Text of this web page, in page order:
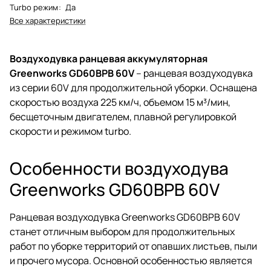
Turbo режим: Да
Все характеристики
Воздуходувка ранцевая аккумуляторная
Greenworks GD60BPB 60V– ранцевая воздуходувка
из серии 60V для продолжительной уборки. Оснащена
скоростью воздуха 225 км/ч, объемом 15 м³/мин,
бесщеточным двигателем, плавной регулировкой
скорости и режимом turbo.
Особенности воздуходува
Greenworks GD60BPB 60V
Ранцевая воздуходувка Greenworks GD60BPB 60V
станет отличным выбором для продолжительных
работ по уборке территорий от опавших листьев, пыли
и прочего мусора. Основной особенностью является